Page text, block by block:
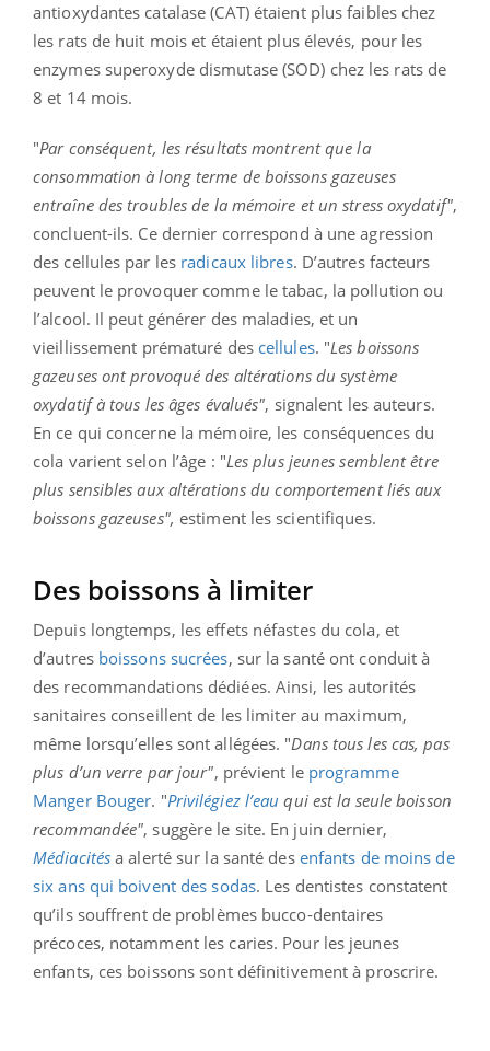
antioxydantes catalase (CAT) étaient plus faibles chez
les rats de huit mois et étaient plus élevés, pour les
enzymes superoxyde dismutase (SOD) chez les rats de
8 et 14 mois.
"Par conséquent, les résultats montrent que la
consommation à long terme de boissons gazeuses
entraîne des troubles de la mémoire et un stress oxydatif",
concluent-ils. Ce dernier correspond à une agression
des cellules par les radicaux libres. D’autres facteurs
peuvent le provoquer comme le tabac, la pollution ou
l’alcool. Il peut générer des maladies, et un
vieillissement prématuré des cellules. "Les boissons
gazeuses ont provoqué des altérations du système
oxydatif à tous les âges évalués", signalent les auteurs.
En ce qui concerne la mémoire, les conséquences du
cola varient selon l’âge : "Les plus jeunes semblent être
plus sensibles aux altérations du comportement liés aux
boissons gazeuses", estiment les scientifiques.
Des boissons à limiter
Depuis longtemps, les effets néfastes du cola, et
d’autres boissons sucrées, sur la santé ont conduit à
des recommandations dédiées. Ainsi, les autorités
sanitaires conseillent de les limiter au maximum,
même lorsqu’elles sont allégées. "Dans tous les cas, pas
plus d’un verre par jour", prévient le programme
Manger Bouger. "Privilégiez l’eau qui est la seule boisson
recommandée", suggère le site. En juin dernier,
Médiacités a alerté sur la santé des enfants de moins de
six ans qui boivent des sodas. Les dentistes constatent
qu’ils souffrent de problèmes bucco-dentaires
précoces, notamment les caries. Pour les jeunes
enfants, ces boissons sont définitivement à proscrire.